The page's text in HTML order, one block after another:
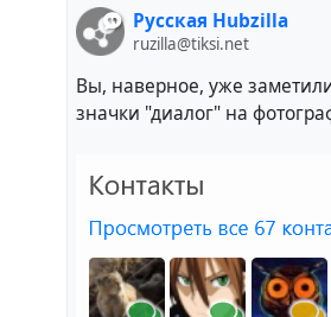
Так ваша заметка будет
Zotи #ActivityPub
russian#lang_ru
Русская Hubzilla
ruzilla@tiksi.net
Вы, наверное, уже
значки "диалог" на